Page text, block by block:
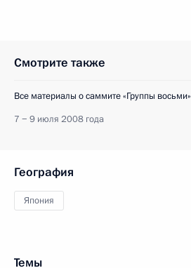
Смотрите также
Все материалы о саммите «Группы восьми»
7 − 9 июля 2008 года
География
Япония
Темы